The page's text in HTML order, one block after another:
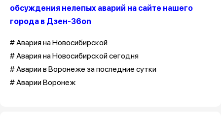
обсуждения нелепых аварий на сайте нашего
города в Дзен-36on
# Авария на Новосибирской
# Авария на Новосибирской сегодня
# Аварии в Воронеже за последние сутки
# Аварии Воронеж